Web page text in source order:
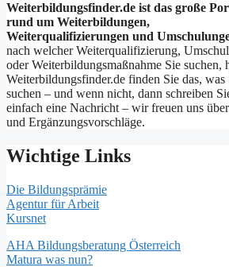
Weiterbildungsfinder.de ist das große
rund um Weiterbildungen,
Weiterqualifizierungen und
nach welcher Weiterqualifizierung,
oder Weiterbildungsmaßnahme Sie suchen,
Weiterbildungsfinder.de finden Sie das, was
suchen – und wenn nicht, dann schreiben
einfach eine Nachricht – wir freuen uns
und Ergänzungsvorschläge.
Wichtige Links
Die Bildungsprämie
Agentur für Arbeit
Kursnet
AHA Bildungsberatung Österreich
Matura was nun?